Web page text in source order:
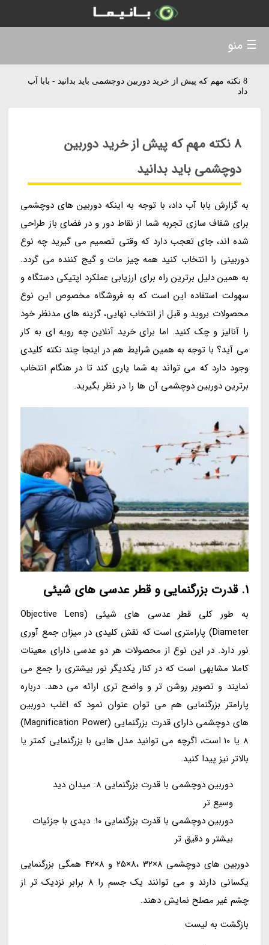
8 نکته مهم که پیش از خرید دوربین دوچشمی باید بدانید - بابا آب
داد
8 نکته مهم که پیش از خرید دوربین
دوچشمی باید بدانید
به گزارش بابا آب داد، با توجه به اینکه دوربین های دوچشمی
برای شفاف سازی تجربه شما از نقاط دور و در فضای باز طراحی
شده اند، جای تعجب دارد که وقتی تصمیم می گیرید چه نوع
دوربینی را انتخاب کنید همه چیز مات و گیج کننده می گردد.
به همین دلیل برترین راه برای ارزیابی عملکرد اپتیکی دستگاه و
سهولت استفاده این است که به فروشگاه مخصوص این نوع
محصولات بروید و قبل از انتخاب نهایی، گزینه های مدنظر خود
را آنالیز و چک کنید. اما برای خرید آنلاین چه رویه ای به کار
می آید؟ با توجه به همین شرایط هم در اینجا چند نکته کلیدی
وجود دارد که می تواند به شما یاری کند تا در هنگام انتخاب
برترین دوربین دوچشمی آن ها را در نظر بگیرید.
1. قدرت بزرگنمایی و قطر عدسی های شیئی
به طور کلی قطر عدسی های شیئی (Objective Lens
Diameter) پارامتری است که نقش کلیدی در میزان جمع آوری
نور دارد. در این نوع از محصولات هر دو عدسی دارای معینات
کاملا مشابهی است که در کنار یکدیگر نور بیشتری را جمع می
نمایند و تصویر روشن تر و واضح تری ارائه می دهد. درباره
پارامتر بزرگنمایی هم می توان عنوان نمود که اغلب دوربین
های دوچشمی دارای قدرت بزرگنمایی (Magnification Power)
8 یا 10 است، اگرچه می توانید مدل هایی با بزرگنمایی کمتر یا
بالاتر نیز پیدا کنید.
دوربین دوچشمی با قدرت بزرگنمایی 8: میدان دید
وسیع تر
دوربین دوچشمی با قدرت بزرگنمایی 10: دیدی با جزئیات
بیشتر و دقیق تر
دوربین های دوچشمی 8×32 ،8×25 و 8×42 همگی بزرگنمایی
یکسانی دارند و می توانند یک جسم را 8 برابر نزدیک تر از
چشم غیر مصلح نمایش دهند.
بازگشت به لیست
☰ منو